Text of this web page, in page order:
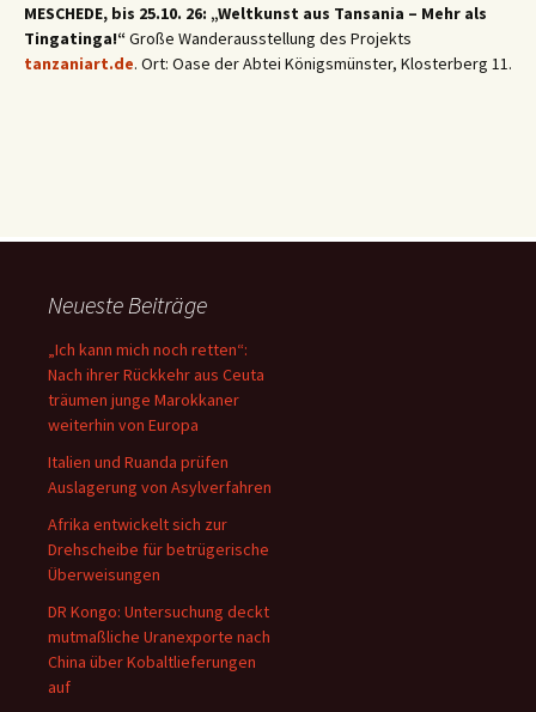
MESCHEDE, bis 25.10. 26: „Weltkunst aus Tansania – Mehr als
Tingatinga!“Große Wanderausstellung des Projekts
tanzaniart.de. Ort: Oase der Abtei Königsmünster, Klosterberg 11.
Neueste Beiträge
„Ich kann mich noch retten“:
Nach ihrer Rückkehr aus Ceuta
träumen junge Marokkaner
weiterhin von Europa
Italien und Ruanda prüfen
Auslagerung von Asylverfahren
Afrika entwickelt sich zur
Drehscheibe für betrügerische
Überweisungen
DR Kongo: Untersuchung deckt
mutmaßliche Uranexporte nach
China über Kobaltlieferungen
auf